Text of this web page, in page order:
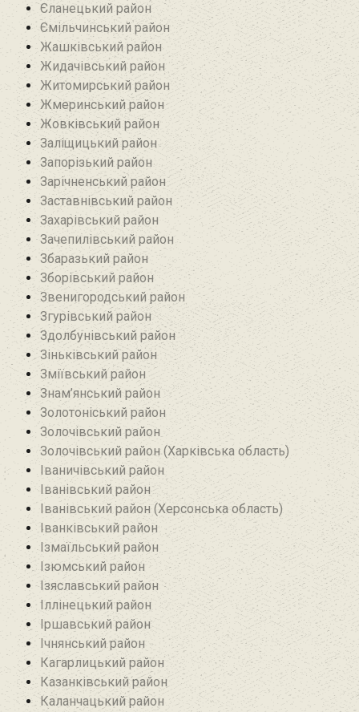
Єланецький район‎
Ємільчинський район
Жашківський район
Жидачівський район
Житомирський район
Жмеринський район
Жовківський район
Заліщицький район‎
Запорізький район
Зарічненський район
Заставнівський район
Захарівський район
Зачепилівський район
Збаразький район‎
Зборівський район
Звенигородський район
Згурівський район
Здолбунівський район‎
Зіньківський район‎
Зміївський район
Знам’янський район
Золотоніський район
Золочівський район
Золочівський район (Харківська область)
Іваничівський район‎
Іванівський район
Іванівський район (Херсонська область)
Іванківський район
Ізмаїльський район
Ізюмський район
Ізяславський район
Іллінецький район
Іршавський район
Ічнянський район
Кагарлицький район
Казанківський район‎
Каланчацький район